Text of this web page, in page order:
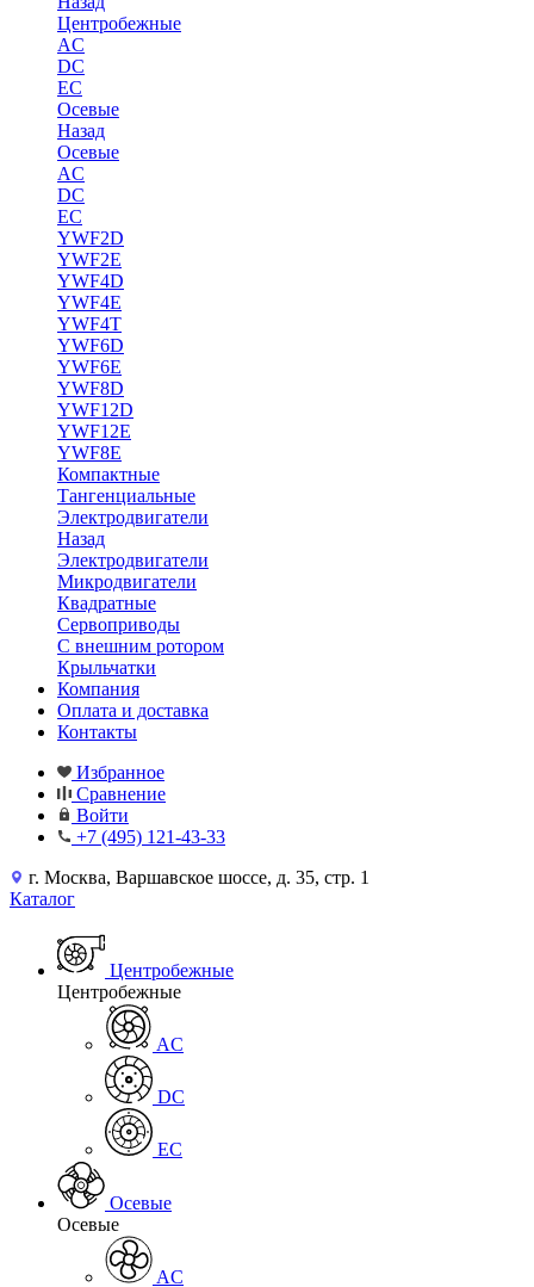
Центробежные
AC
DC
EC
Осевые
Назад
Осевые
AC
DC
EC
YWF2D
YWF2E
YWF4D
YWF4E
YWF4T
YWF6D
YWF6E
YWF8D
YWF12D
YWF12E
YWF8E
Компактные
Тангенциальные
Электродвигатели
Назад
Электродвигатели
Микродвигатели
Квадратные
Сервоприводы
С внешним ротором
Крыльчатки
Компания
Оплата и доставка
Контакты
Избранное
Сравнение
Войти
+7 (495) 121-43-33
г. Москва, Варшавское шоссе, д. 35, стр. 1
Каталог
Центробежные
Центробежные
AC
DC
EC
Осевые
Осевые
AC